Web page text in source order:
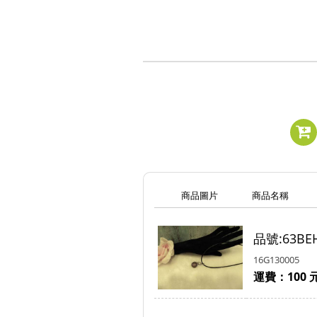
商品圖片 商品名稱
品號
16G130005
運費：100